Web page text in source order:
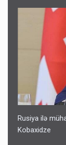
Sənədsiz ev
13:10
Rusiya ilə
Kobaxidze